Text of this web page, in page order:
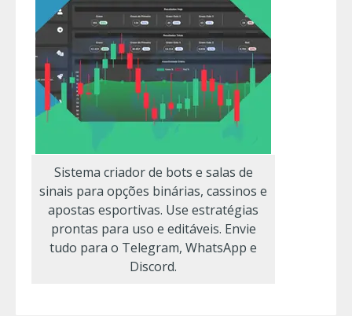
Sistema criador de bots e salas de
sinais para opções binárias, cassinos e
apostas esportivas. Use estratégias
prontas para uso e editáveis. Envie
tudo para o Telegram, WhatsApp e
Discord.